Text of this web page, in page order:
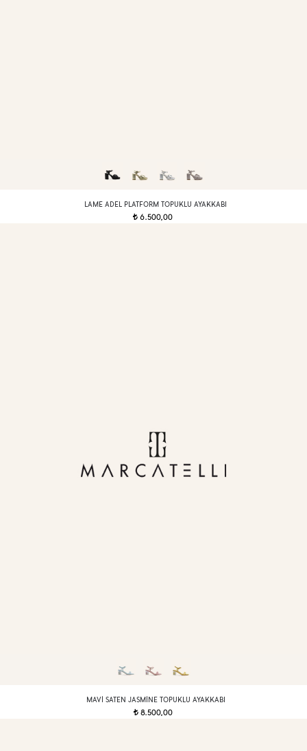
LAME ADEL PLATFORM TOPUKLU AYAKKABI
t 6.500,00
MAVI SATEN JASMINE TOPUKLU AYAKKABI
t8.500,00